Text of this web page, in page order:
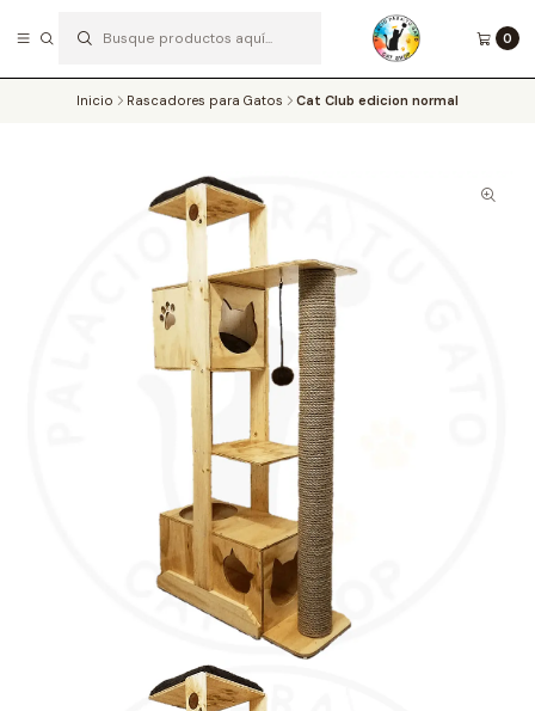
0
SOMOS EXPERTOS EN EL ENRIQUECIMIENTO AMBIENTAL DE LOS MICHIS Leer más
Inicio Rascadores para Gatos Cat Club edicion normal